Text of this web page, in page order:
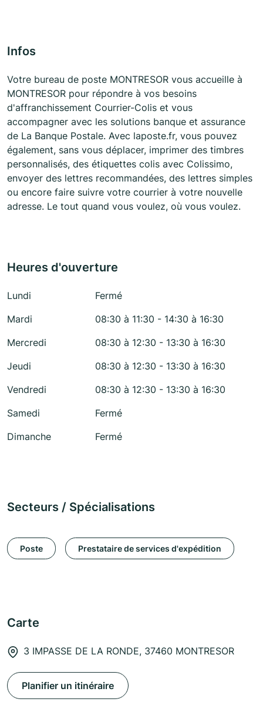
Infos
Votre bureau de poste MONTRESOR vous accueille à
MONTRESOR pour répondre à vos besoins
d'affranchissement Courrier-Colis et vous
accompagner avec les solutions banque et assurance
de La Banque Postale. Avec laposte.fr, vous pouvez
également, sans vous déplacer, imprimer des timbres
personnalisés, des étiquettes colis avec Colissimo,
envoyer des lettres recommandées, des lettres simples
ou encore faire suivre votre courrier à votre nouvelle
adresse. Le tout quand vous voulez, où vous voulez.
Heures d'ouverture
Lundi
Fermé
Mardi
08:30 à 11:30 - 14:30 à 16:30
Mercredi
08:30 à 12:30 - 13:30 à 16:30
Jeudi
08:30 à 12:30 - 13:30 à 16:30
Vendredi
08:30 à 12:30 - 13:30 à 16:30
Samedi
Fermé
Dimanche
Fermé
Secteurs / Spécialisations
Poste Prestataire de services d'expédition
Carte
3 IMPASSE DE LA RONDE, 37460 MONTRESOR
Planifier un itinéraire